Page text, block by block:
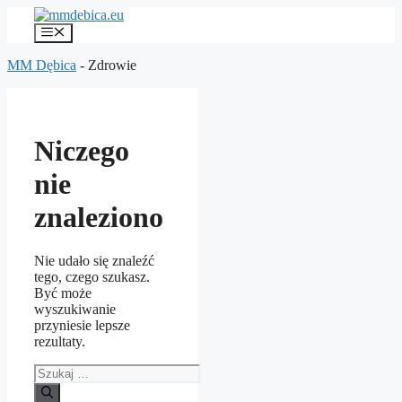
Przejdź
treści
Menu
MM Dębica - Zdrowie
Niczego
nie
znaleziono
Nie udało się znaleźć
tego, czego szukasz.
Być może
wyszukiwanie
przyniesie lepsze
rezultaty.
Szukaj: